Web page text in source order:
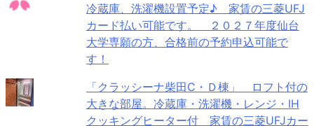
冷蔵庫、洗濯機設置予定♪ 家賃の三菱UFJ
カード払い可能です。 ２０２７年度仙台
大学専願の方、合格前の予約申込可能で
す！
「クラッシーナ柴田C・Ｄ棟」 ロフト付の
大きな部屋。冷蔵庫・洗濯機・レンジ・IH
クッキングヒーター付 家賃の三菱UFJカー